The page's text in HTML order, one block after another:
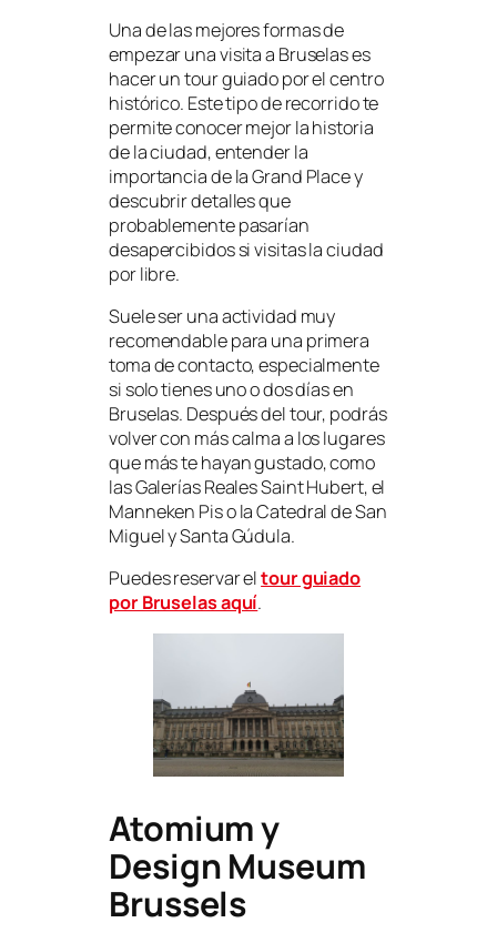
Una de las mejores formas de
empezar una visita a Bruselas es
hacer un tour guiado por el centro
histórico. Este tipo de recorrido te
permite conocer mejor la historia
de la ciudad, entender la
importancia de la Grand Place y
descubrir detalles que
probablemente pasarían
desapercibidos si visitas la ciudad
por libre.
Suele ser una actividad muy
recomendable para una primera
toma de contacto, especialmente
si solo tienes uno o dos días en
Bruselas. Después del tour, podrás
volver con más calma a los lugares
que más te hayan gustado, como
las Galerías Reales Saint Hubert, el
Manneken Pis o la Catedral de San
Miguel y Santa Gúdula.
Puedes reservar eltour guiado
por Bruselas aquí.
Atomium y
Design Museum
Brussels